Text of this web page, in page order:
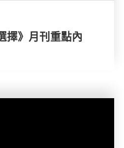
擇》月刊重點內